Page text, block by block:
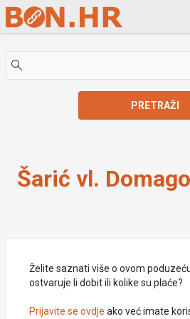
Skip to Main Content
PRETRAŽI
Šarić vl.
Želite saznati više o ovom
ostvaruje li dobit ili kolike su plaće?
Prijavite se ovdje ako već imate